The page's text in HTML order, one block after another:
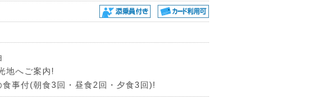
地へご案内!
事付(朝食3回・昼食2回・夕食3回)!